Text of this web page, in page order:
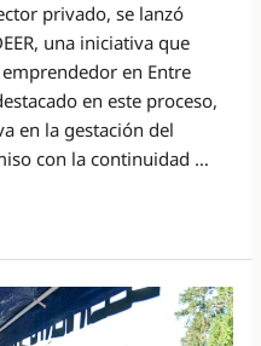
privado, se lanzó
una iniciativa que
en Entre
en este proceso,
en la gestación del
con la continuidad …